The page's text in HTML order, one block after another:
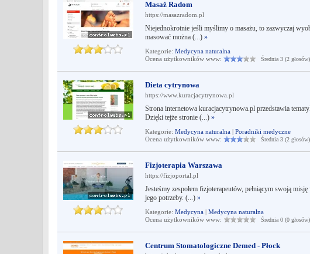
Masaż Radom
https://masazradom.pl
Niejednokrotnie jeśli myślimy o masażu, to zazwyczaj
masować można (...) »
Kategorie: Medycyna naturalna
Ocena użytkowników www:
Średnia 3 (2 głosów)
Dieta cytrynowa
https://www.kuracjacytrynowa.pl
Strona internetowa kuracjacytrynowa.pl przedstawia
Dzięki tejże stronie (...) »
Kategorie: Medycyna naturalna | Poradniki medyczne
Ocena użytkowników www:
Średnia 3 (2 głosów)
Fizjoterapia Warszawa
https://fizjoportal.pl
Jesteśmy zespołem fizjoterapeutów, pełniącym swoją
jego potrzeby. (...) »
Kategorie: Medycyna | Medycyna naturalna
Ocena użytkowników www:
Średnia 0 (0 głosów)
Centrum Stomatologiczne Demed - Płock